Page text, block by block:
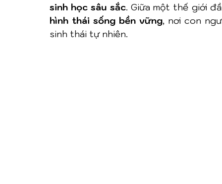
sinh học sâu sắc
hình thái sống bền vững, nơi con
sinh thái tự nhiên.